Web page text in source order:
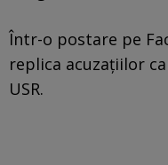
Într-o postare pe
replica acuzațiilor
USR.